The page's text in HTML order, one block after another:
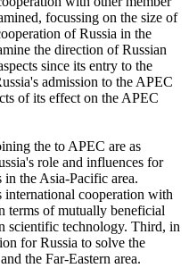
focussing on the size of
of Russia in the
the direction of Russian
since its entry to the
admission to the APEC
of its effect on the APEC
the to APEC are as
role and influences for
the Asia-Pacific area.
international cooperation with
terms of mutually beneficial
scientific technology. Third, in
for Russia to solve the
the Far-Eastern area.